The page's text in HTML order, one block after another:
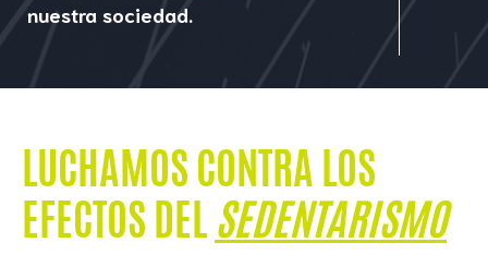
nuestra sociedad.
LUCHAMOS CONTRA LOS
EFECTOS DELSEDENTARISMO